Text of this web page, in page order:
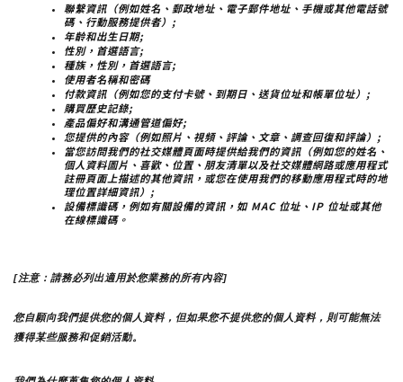
聯繫資訊（例如姓名、郵政地址、電子郵件地址、手機或其他電話號
碼、行動服務提供者）;
年齡和出生日期;
性別，首選語言;
種族，性別，首選語言;
使用者名稱和密碼
付款資訊（例如您的支付卡號、到期日、送貨位址和帳單位址）;
購買歷史記錄;
產品偏好和溝通管道偏好;
您提供的內容（例如照片、視頻、評論、文章、調查回復和評論）;
當您訪問我們的社交媒體頁面時提供給我們的資訊（例如您的姓名、
個人資料圖片、喜歡、位置、朋友清單以及社交媒體網路或應用程式
註冊頁面上描述的其他資訊，或您在使用我們的移動應用程式時的地
理位置詳細資訊）;
設備標識碼，例如有關設備的資訊，如 MAC 位址、IP 位址或其他
在線標識碼。
[注意：請務必列出適用於您業務的所有內容]
您自願向我們提供您的個人資料，但如果您不提供您的個人資料，則可能無法
獲得某些服務和促銷活動。